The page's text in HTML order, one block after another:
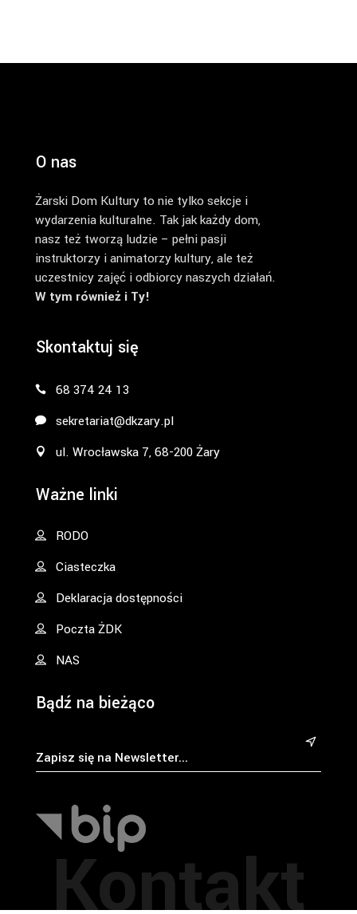
Kontakt
O nas
Żarski Dom Kultury to nie tylko sekcje i
wydarzenia kulturalne. Tak jak każdy dom,
nasz też tworzą ludzie – pełni pasji
instruktorzy i animatorzy kultury, ale też
uczestnicy zajęć i odbiorcy naszych działań.
W tym również i Ty!
Skontaktuj się
68 374 24 13
sekretariat@dkzary.pl
ul. Wrocławska 7, 68-200 Żary
Ważne linki
RODO
Ciasteczka
Deklaracja dostępności
Poczta ŻDK
NAS
Bądź na bieżąco
&